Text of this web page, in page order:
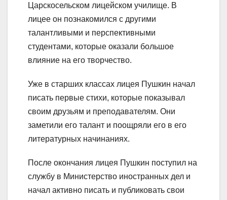
Царскосельском лицейском училище. В
лицее он познакомился с другими
талантливыми и перспективными
студентами, которые оказали большое
влияние на его творчество.
Уже в старших классах лицея Пушкин начал
писать первые стихи, которые показывал
своим друзьям и преподавателям. Они
заметили его талант и поощряли его в его
литературных начинаниях.
После окончания лицея Пушкин поступил на
службу в Министерство иностранных дел и
начал активно писать и публиковать свои